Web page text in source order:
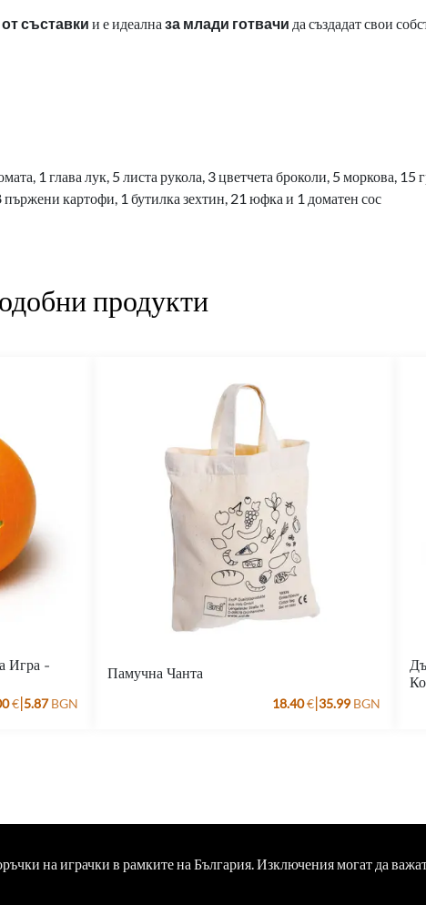
съставки и е идеална за млади готвачи да създадат свои
1 глава лук, 5 листа рукола, 3 цветчета броколи, 5 моркова, 15
картофи, 1 бутилка зехтин, 21 юфка и 1 доматен сос
продукти
Игра -
€|5.87 BGN
Памучна Чанта
18.40€|35.99 BGN
на играчки в рамките на България. Изключения могат да